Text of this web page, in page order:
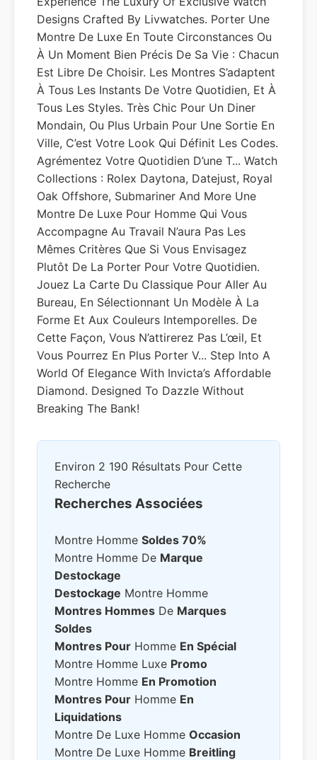
Designs Crafted By Livwatches. Porter Une
Montre De Luxe En Toute Circonstances Ou
À Un Moment Bien Précis De Sa Vie : Chacun
Est Libre De Choisir. Les Montres S’adaptent
À Tous Les Instants De Votre Quotidien, Et À
Tous Les Styles. Très Chic Pour Un Diner
Mondain, Ou Plus Urbain Pour Une Sortie En
Ville, C’est Votre Look Qui Définit Les Codes.
Agrémentez Votre Quotidien D’une T... Watch
Collections : Rolex Daytona, Datejust, Royal
Oak Offshore, Submariner And More Une
Montre De Luxe Pour Homme Qui Vous
Accompagne Au Travail N’aura Pas Les
Mêmes Critères Que Si Vous Envisagez
Plutôt De La Porter Pour Votre Quotidien.
Jouez La Carte Du Classique Pour Aller Au
Bureau, En Sélectionnant Un Modèle À La
Forme Et Aux Couleurs Intemporelles. De
Cette Façon, Vous N’attirerez Pas L’œil, Et
Vous Pourrez En Plus Porter V... Step Into A
World Of Elegance With Invicta’s Affordable
Diamond. Designed To Dazzle Without
Breaking The Bank!
Environ 2 190 Résultats Pour Cette
Recherche
Recherches Associées
Montre Homme Soldes 70%
Montre Homme De Marque
Destockage
Destockage Montre Homme
Montres Hommes De Marques
Soldes
Montres Pour Homme En Spécial
Montre Homme Luxe Promo
Montre Homme En Promotion
Montres Pour Homme En
Liquidations
Montre De Luxe Homme Occasion
Montre De Luxe Homme Breitling